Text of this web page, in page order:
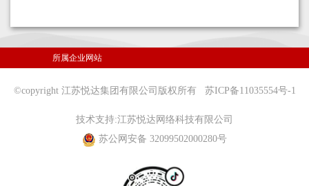
所属企业网站
©copyright 江苏悦达集团有限公司版权所有 苏ICP备11035554号-1
技术支持:江苏悦达网络科技有限公司
苏公网安备 32099502000280号